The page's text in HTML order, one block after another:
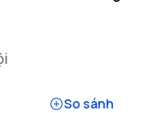
So sánh